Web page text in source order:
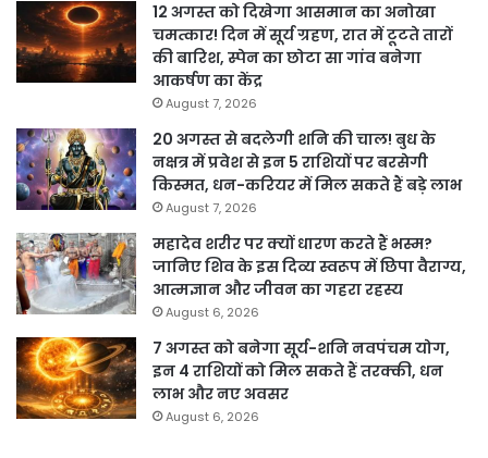
12 अगस्त को दिखेगा आसमान का अनोखा
चमत्कार! दिन में सूर्य ग्रहण, रात में टूटते तारों
की बारिश, स्पेन का छोटा सा गांव बनेगा
आकर्षण का केंद्र
August 7, 2026
20 अगस्त से बदलेगी शनि की चाल! बुध के
नक्षत्र में प्रवेश से इन 5 राशियों पर बरसेगी
किस्मत, धन-करियर में मिल सकते हैं बड़े लाभ
August 7, 2026
महादेव शरीर पर क्यों धारण करते हैं भस्म?
जानिए शिव के इस दिव्य स्वरूप में छिपा वैराग्य,
आत्मज्ञान और जीवन का गहरा रहस्य
August 6, 2026
7 अगस्त को बनेगा सूर्य-शनि नवपंचम योग,
इन 4 राशियों को मिल सकते हैं तरक्की, धन
लाभ और नए अवसर
August 6, 2026